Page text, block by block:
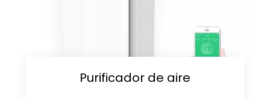
la operación silenciosa, el sueño cómodo, el
filtro HEPA de alta eficiencia, elimine PM2.5